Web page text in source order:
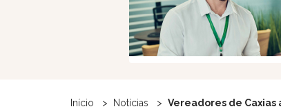
Início Notícias Vereadores de